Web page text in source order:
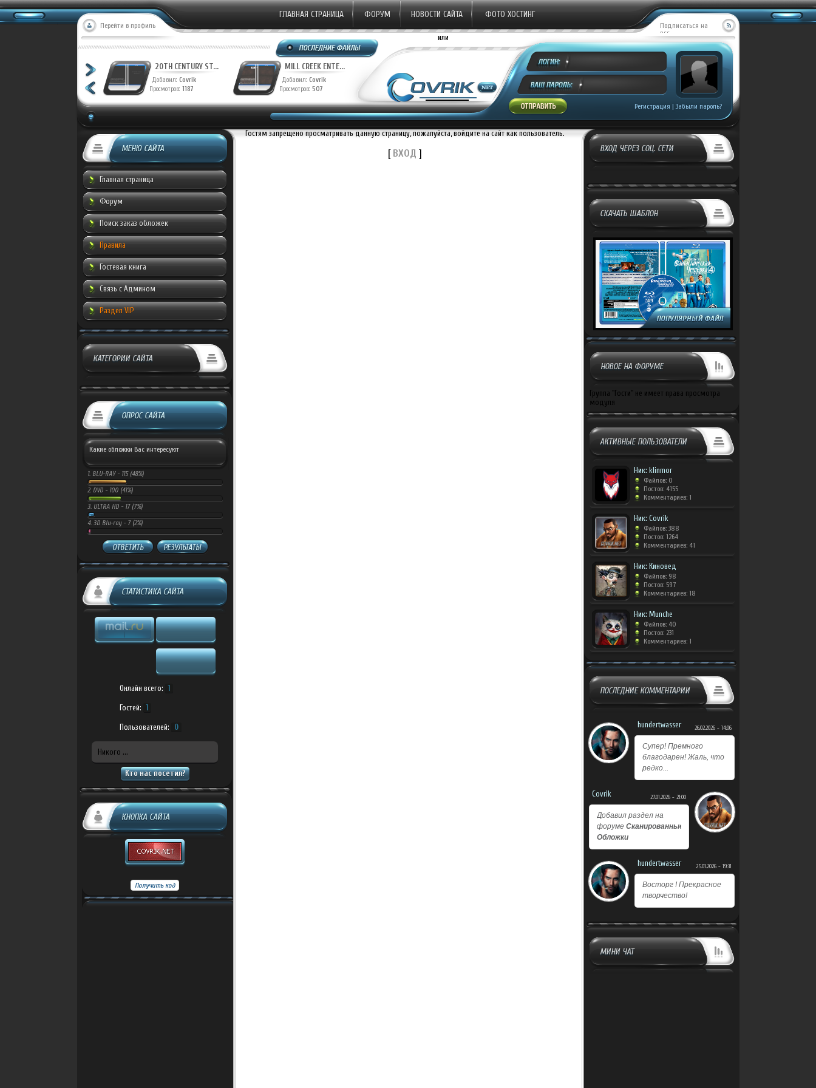
Перейти в профиль
ГЛАВНАЯ СТРАНИЦА ФОРУМ НОВОСТИ САЙТА ФОТО ХОСТИНГ
Подписаться на
RSS
20TH CENTURY ST... 20TH CENTURY ST...
Добавил: Covrik
Просмотров: 1187
MILL CREEK ENTE...
Добавил: Covrik
Просмотров: 507
Регистрация | Забыли пароль?
или
МЕНЮ САЙТА
Главная страница
Форум
Поиск заказ обложек
Правила
Гостевая книга
Связь с Админом
Раздел VIP
КАТЕГОРИИ САЙТА
ОПРОС САЙТА
Какие обложки Вас интересуют
1. BLU-RAY - 115 (48%)
2. DVD - 100 (41%)
3. ULTRA HD - 17 (7%)
4. 3D Blu-ray - 7 (2%)
ОТВЕТИТЬ РЕЗУЛЬТАТЫ
СТАТИСТИКА САЙТА
Онлайн всего: 1
Гостей: 1
Пользователей: 0
Никого ...
Кто нас посетил?
КНОПКА САЙТА
Гостям запрещено просматривать данную страницу, пожалуйста, войдите на сайт как пользователь.
[ВХОД ] ВХОД ЧЕРЕЗ СОЦ. СЕТИ
СКАЧАТЬ ШАБЛОН
НОВОЕ НА ФОРУМЕ
Группа "Гости" не имеет права просмотра
модуля
АКТИВНЫЕ ПОЛЬЗОВАТЕЛИ
Ник: klinmor
Файлов: 0
Постов: 4155
Комментариев: 1
Ник: Covrik
Файлов: 388
Постов: 1264
Комментариев: 41
Ник: Киновед
Файлов: 98
Постов: 597
Комментариев: 18
Ник: Munche
Файлов: 40
Постов: 231
Комментариев: 1
ПОСЛЕДНИЕ КОММЕНТАРИИ
hundertwasser 26.02.2026 - 14:06
Супер! Премного
благодарен! Жаль, что
редко...
Covrik 27.01.2026 - 21:00
Добавил раздел на
форуме Сканированные
Обложки
hundertwasser 25.01.2026 - 19:31
Восторг ! Прекрасное
творчество!
МИНИ ЧАТ